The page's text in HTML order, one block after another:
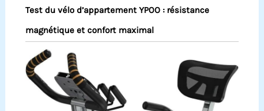
Test du vélo d’appartement YPOO : résistance
magnétique et confort maximal